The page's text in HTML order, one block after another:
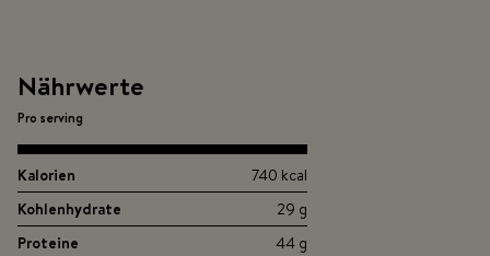
Nährwerte
Pro serving
Kalorien
740 kcal
Kohlenhydrate
29 g
Proteine
44 g